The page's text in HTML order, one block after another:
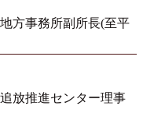
方事務所副所長(至平
放推進センター理事